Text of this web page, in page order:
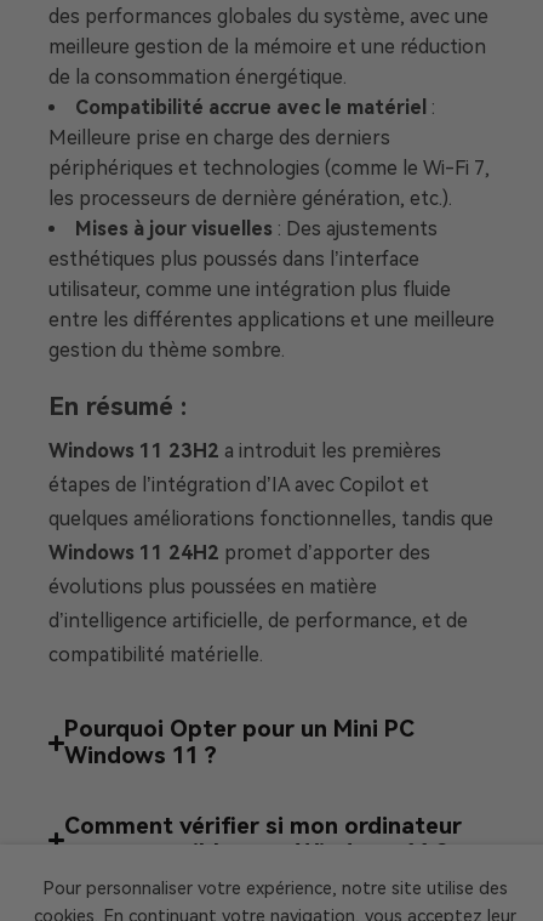
des performances globales du système, avec une
meilleure gestion de la mémoire et une réduction
de la consommation énergétique.
Compatibilité accrue avec le matériel :
Meilleure prise en charge des derniers
périphériques et technologies (comme le Wi-Fi 7,
les processeurs de dernière génération, etc.).
Mises à jour visuelles : Des ajustements
esthétiques plus poussés dans l’interface
utilisateur, comme une intégration plus fluide
entre les différentes applications et une meilleure
gestion du thème sombre.
En résumé :
Windows 11 23H2 a introduit les premières
étapes de l’intégration d’IA avec Copilot et
quelques améliorations fonctionnelles, tandis que
Windows 11 24H2 promet d’apporter des
évolutions plus poussées en matière
d’intelligence artificielle, de performance, et de
compatibilité matérielle.
Pourquoi Opter pour un Mini PC
Windows 11 ?
Comment vérifier si mon ordinateur
est compatible avec Windows 11 ?
Pour personnaliser votre expérience, notre site utilise des
cookies. En continuant votre navigation, vous acceptez leur